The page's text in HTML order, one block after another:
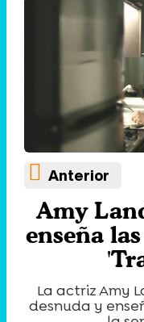
Anterior
Amy
enseña
La actriz Amy
desnuda y